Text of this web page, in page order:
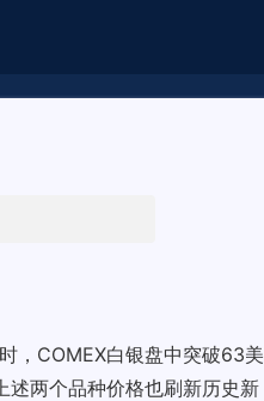
，COMEX白银盘中突破63美
两个品种价格也刷新历史新